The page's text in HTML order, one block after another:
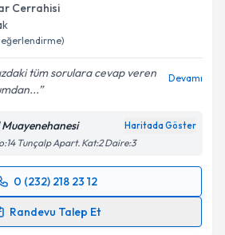
Cerrahisi
tüm sorulara cevap veren
Devamı
Haritada Göster
Tunçalp Apart. Kat:2 Daire:3
0 (232) 218 23 12
Randevu Talep Et
Talebi